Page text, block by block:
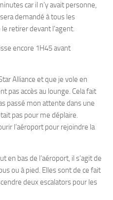
car il n’y avait personne,
demandé à tous les
retirer devant l’agent.
encore 1H45 avant
Alliance et que je vole en
pas accès au lounge. Cela fait
passé mon attente dans une
pas pour me déplaire.
l’aéroport pour rejoindre la
bas de l’aéroport, il s’agit de
ou à pied. Elles sont de ce fait
deux escalators pour les